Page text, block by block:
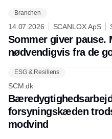
Branchen
14.07.2026 SCANLOX ApS
Sommer giver pause.
nødvendigvis fra de
ESG & Resiliens
SCM.dk
forsyningskæden
modvind